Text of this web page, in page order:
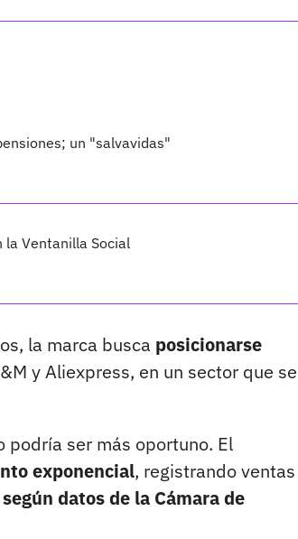
un "salvavidas"
la Ventanilla Social
la marca busca posicionarse
y Aliexpress, en un sector que se
podría ser más oportuno. El
exponencial, registrando ventas
según datos de la Cámara de